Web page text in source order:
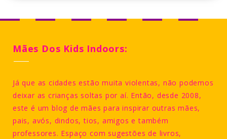
Mães Dos Kids Indoors:
Já que as cidades estão muita violentas, não podemos
deixar as crianças soltas por aí. Então, desde 2008,
este é um blog de mães para inspirar outras mães,
pais, avós, dindos, tios, amigos e também
professores. Espaço com sugestões de livros,